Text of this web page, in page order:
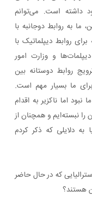
داشته است. می‌توانم
ما به روابط دوجانبه با
روابط دیپلماتیک با
و وزارت امور
روابط دوستانه بین
ما بسیار مهم است.
اما ناکزیر به اقدام
را نبسته‌ایم و همچنان از
به دلایلی که ذکر کردم
که در حال حاضر
هستند؟